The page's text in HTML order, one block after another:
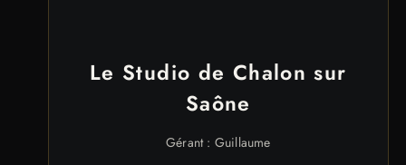
Le Studio de Chalon sur
Saône
Gérant : Guillaume